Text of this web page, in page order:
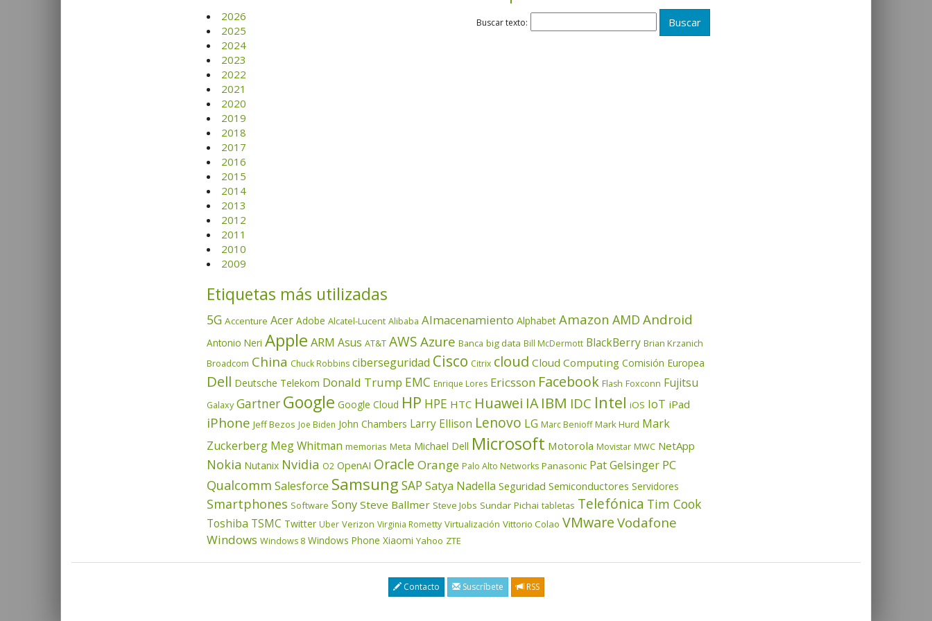
2026
2025
2024
2023
2022
2021
2020
2019
2018
2017
2016
2015
2014
2013
2012
2011
2010
2009
Buscar texto:
Etiquetas más utilizadas
5G Accenture Acer Adobe Alcatel-Lucent Alibaba Almacenamiento Alphabet Amazon AMD Android
Antonio Neri Apple ARM Asus AT&T AWSAzure Banca big data Bill McDermott BlackBerry Brian Krzanich
Broadcom China Chuck Robbins ciberseguridad Cisco Citrix cloud Cloud Computing Comisión Europea
Dell Deutsche Telekom Donald Trump EMC Enrique Lores Ericsson Facebook Flash Foxconn Fujitsu
Galaxy Gartner Google Google Cloud HP HPE HTC Huawei IA IBM IDC Intel iOS IoT iPad
iPhone Jeff Bezos Joe Biden John Chambers Larry Ellison Lenovo LG Marc Benioff Mark Hurd Mark
Zuckerberg Meg Whitman memorias Meta Michael Dell Microsoft Motorola Movistar MWC NetApp
Nokia Nutanix Nvidia O2 OpenAI Oracle Orange Palo Alto Networks Panasonic Pat Gelsinger PC
Qualcomm Salesforce Samsung SAP Satya Nadella Seguridad Semiconductores Servidores
Smartphones Software Sony Steve Ballmer Steve Jobs Sundar Pichai tabletas Telefónica Tim Cook
Toshiba TSMC Twitter Uber Verizon Virginia Rometty Virtualización Vittorio Colao VMwareVodafone
Windows Windows 8 Windows Phone Xiaomi Yahoo ZTE
Contacto Suscríbete RSS